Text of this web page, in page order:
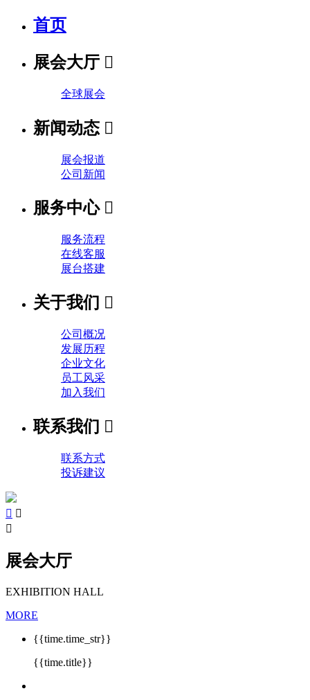
首页
展会大厅 
全球展会
新闻动态 
展会报道
公司新闻
服务中心 
服务流程
在线客服
展台搭建
关于我们 
公司概况
发展历程
企业文化
员工风采
加入我们
联系我们 
联系方式
投诉建议
 

展会大厅
EXHIBITION HALL
MORE
{{time.time_str}}
{{time.title}}